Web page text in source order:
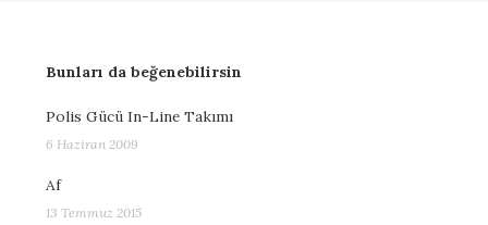
Bunları da beğenebilirsin
Polis Gücü In-Line Takımı
6 Haziran 2009
Af
13 Temmuz 2015